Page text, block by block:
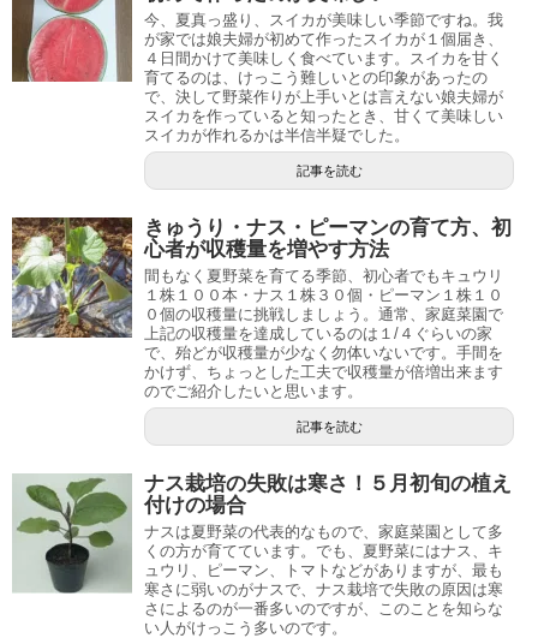
今、夏真っ盛り、スイカが美味しい季節ですね。我
が家では娘夫婦が初めて作ったスイカが１個届き、
４日間かけて美味しく食べています。スイカを甘く
育てるのは、けっこう難しいとの印象があったの
で、決して野菜作りが上手いとは言えない娘夫婦が
スイカを作っていると知ったとき、甘くて美味しい
スイカが作れるかは半信半疑でした。
記事を読む
きゅうり・ナス・ピーマンの育て方、初
心者が収穫量を増やす方法
間もなく夏野菜を育てる季節、初心者でもキュウリ
１株１００本・ナス１株３０個・ピーマン１株１０
０個の収穫量に挑戦しましょう。通常、家庭菜園で
上記の収穫量を達成しているのは１/４ぐらいの家
で、殆どが収穫量が少なく勿体いないです。手間を
かけず、ちょっとした工夫で収穫量が倍増出来ます
のでご紹介したいと思います。
記事を読む
ナス栽培の失敗は寒さ！５月初旬の植え
付けの場合
ナスは夏野菜の代表的なもので、家庭菜園として多
くの方が育てています。でも、夏野菜にはナス、キ
ュウリ、ピーマン、トマトなどがありますが、最も
寒さに弱いのがナスで、ナス栽培で失敗の原因は寒
さによるのが一番多いのですが、このことを知らな
い人がけっこう多いのです。